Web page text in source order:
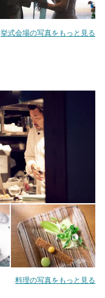
挙式会場の写真をもっと見る
料理の写真をもっと見る